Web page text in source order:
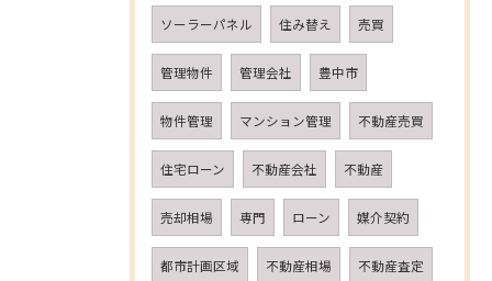
ソーラーパネル 住み替え 売買
管理物件 管理会社 豊中市
物件管理 マンション管理 不動産売買
住宅ローン 不動産会社 不動産
売却相場 専門 ローン 媒介契約
都市計画区域 不動産相場 不動産査定